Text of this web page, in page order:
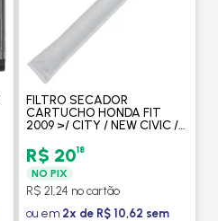
FILTRO SECADOR
CARTUCHO HONDA FIT
2009 >/ CITY / NEW CIVIC /
2008 > - PROCOOLER
R$ 2018
NO PIX
R$ 21,24 no cartão
ou em 2x de R$ 10,62 sem